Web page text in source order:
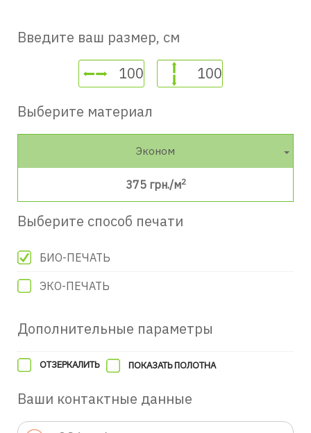
Введите ваш размер, см
Выберите материал
Эконом
375 грн./м2
Выберите способ печати
БИО-ПЕЧАТЬ
ЭКО-ПЕЧАТЬ
Дополнительные параметры
ОТЗЕРКАЛИТЬ ПОКАЗАТЬ ПОЛОТНА
Ваши контактные данные